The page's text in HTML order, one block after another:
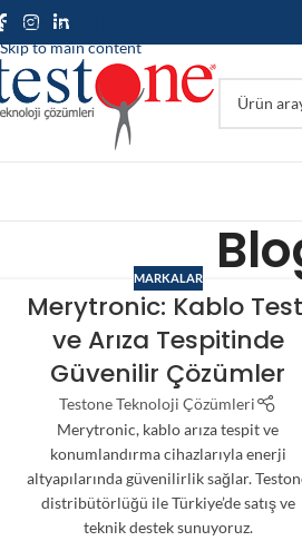
Skip to navigation
Skip to main content
MARKALAR
Merytronic: Kablo
ve Arıza Tespitinde
Güvenilir Çözümler
Testone Teknoloji Çözümleri
Merytronic, kablo arıza tespit ve
konumlandırma cihazlarıyla enerji
altyapılarında güvenilirlik sağlar.
distribütörlüğü ile Türkiye’de satış ve
teknik destek sunuyoruz.